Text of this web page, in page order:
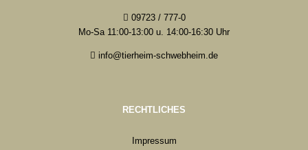
09723 / 777-0
Mo-Sa 11:00-13:00 u. 14:00-16:30 Uhr
info@tierheim-schwebheim.de
RECHTLICHES
Impressum